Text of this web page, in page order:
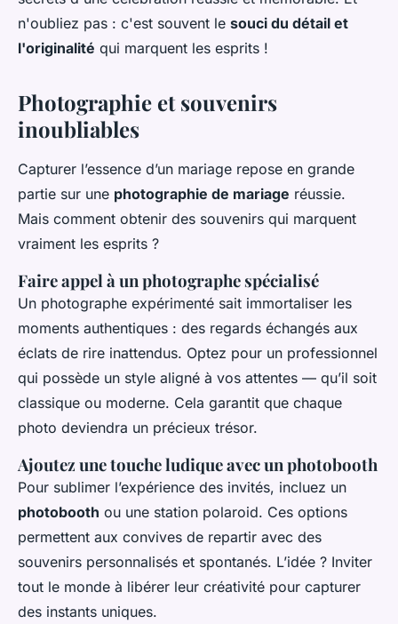
n'oubliez pas : c'est souvent le souci du détail et
l'originalité qui marquent les esprits !
Photographie et souvenirs
inoubliables
Capturer l’essence d’un mariage repose en grande
partie sur une photographie de mariage réussie.
Mais comment obtenir des souvenirs qui marquent
vraiment les esprits ?
Faire appel à un photographe spécialisé
Un photographe expérimenté sait immortaliser les
moments authentiques : des regards échangés aux
éclats de rire inattendus. Optez pour un professionnel
qui possède un style aligné à vos attentes — qu’il soit
classique ou moderne. Cela garantit que chaque
photo deviendra un précieux trésor.
Ajoutez une touche ludique avec un photobooth
Pour sublimer l’expérience des invités, incluez un
photobooth ou une station polaroid. Ces options
permettent aux convives de repartir avec des
souvenirs personnalisés et spontanés. L’idée ? Inviter
tout le monde à libérer leur créativité pour capturer
des instants uniques.